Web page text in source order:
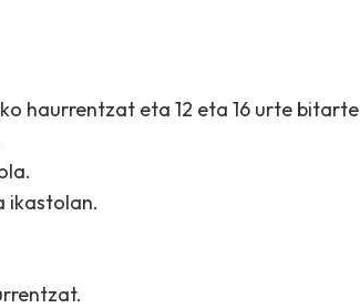
haurrentzat eta 12 eta 16 urte
ikastolan.